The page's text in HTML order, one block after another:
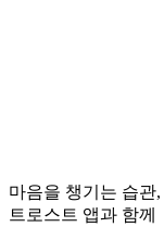
마음을 챙기는 습관,
트로스트 앱과 함께